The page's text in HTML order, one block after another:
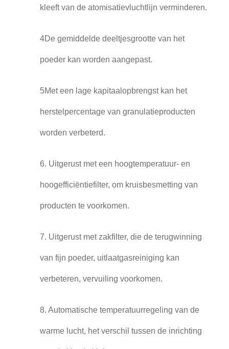
kleeft van de atomisatievluchtlijn verminderen.
4De gemiddelde deeltjesgrootte van het
poeder kan worden aangepast.
5Met een lage kapitaalopbrengst kan het
herstelpercentage van granulatieproducten
worden verbeterd.
6. Uitgerust met een hoogtemperatuur- en
hoogefficiëntiefilter, om kruisbesmetting van
producten te voorkomen.
7. Uitgerust met zakfilter, die de terugwinning
van fijn poeder, uitlaatgasreiniging kan
verbeteren, vervuiling voorkomen.
8. Automatische temperatuurregeling van de
warme lucht, het verschil tussen de inrichting